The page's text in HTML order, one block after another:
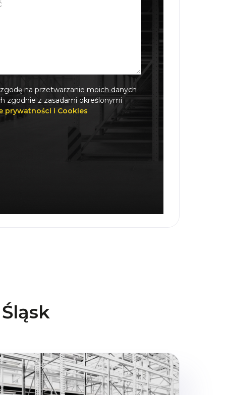
na przetwarzanie moich danych
zgodnie z zasadami określonymi
prywatności i Cookies